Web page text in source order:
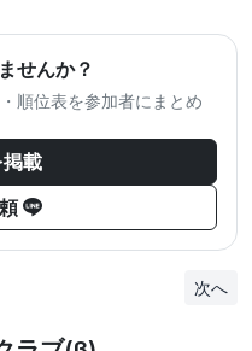
せんか？
順位表を参加者にまとめ
載
次へ